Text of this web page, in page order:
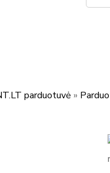
parduotuvė »